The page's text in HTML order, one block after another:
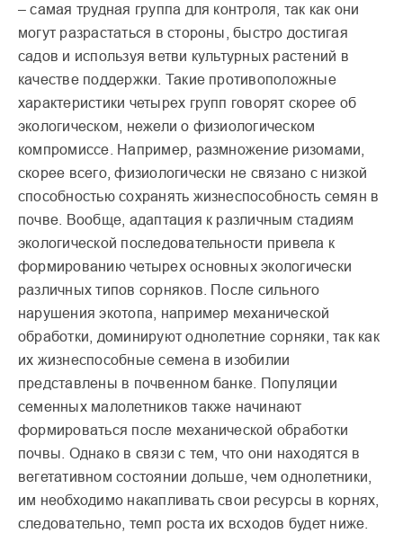
– самая трудная группа для контроля, так как они
могут разрас­таться в стороны, быстро достигая
садов и используя ветви культурных растений в
качестве поддержки. Такие противоположные
характеристики четырех групп говорят скорее об
эко­логическом, нежели о физио­логическом
компромиссе. Например, размножение ризомами,
скорее всего, физиологически не связано с низкой
способностью сохра­нять жизнеспособность семян в
почве. Вообще, адап­тация к различным стадиям
экологической последова­тельности привела к
форми­рованию четырех основных экологически
различных типов сорняков. После сильного
нарушения экотопа, например механической
обработки, доминируют однолетние сор­няки, так как
их жизнеспо­собные семена в изобилии
представлены в почвенном банке. Популяции
семенных малолетников также начина­ют
формироваться после механической обработки
почвы. Однако в связи с тем, что они находятся в
вегета­тивном состоянии дольше, чем однолетники,
им необхо­димо накапливать свои ресурсы в корнях,
следова­тельно, темп роста их всхо­дов будет ниже.